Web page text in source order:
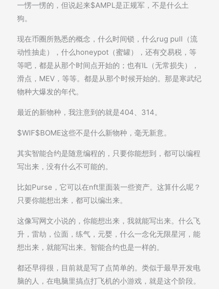
一愣一愣的，但说起来$AMPL是正规军，不是什么土
狗。
现在币圈所熟悉的概念，什么时间锁，什么rug pull（流
动性抽走），什么honeypot（蜜罐），还有交易税，等
等吧，都是从那个时间点开始的；也有IL（无常损失），
滑点，MEV，等等。都是从那个时候开始的。那是寒武纪
物种大爆发的年代。
最近的新物种，我注意到的就是404、314。
$WIF$BOME这些不是什么新物种，毫无新意。
其实智能合约是随意编程的，只要你能想到，都可以编程
写出来，没有什么不可能的。
比如Purse，它可以在nft里面装一些资产。这算什么呢？
只要你能想出来，都可以编出来。
这像写网文小说的，你能想出来，我就能写出来。什么飞
升，雷劫，位面，练气，元婴，什么一念化无限星河，能
想出来，就能写出来。智能合约也是一样的。
都还早得很，目前就是写了点简单的。类似于最早开发电
脑的人，在电脑里搞点打飞机的小游戏，就是这个阶段。